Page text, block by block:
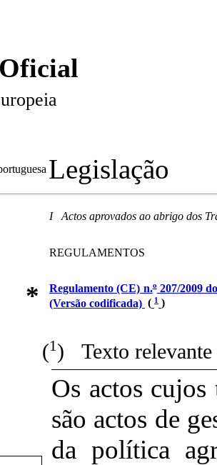
Legislação
I Actos aprovados ao abrigo dos
REGULAMENTOS
* Regulamento (CE) n.o207/2009
(Versão codificada) ( 1 )
(1 ) Texto relevante
Os actos
são actos de
da política